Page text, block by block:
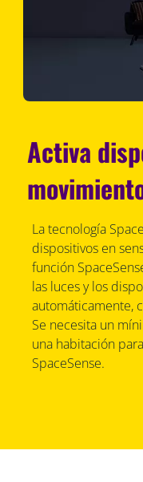
Activa
La tecnología
dispositivos en
función
las luces y los
automáticamente,
Se necesita un
una habitación
SpaceSense.